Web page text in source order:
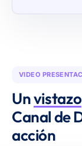
VIDEO
Unvistazo
Canal de
acción